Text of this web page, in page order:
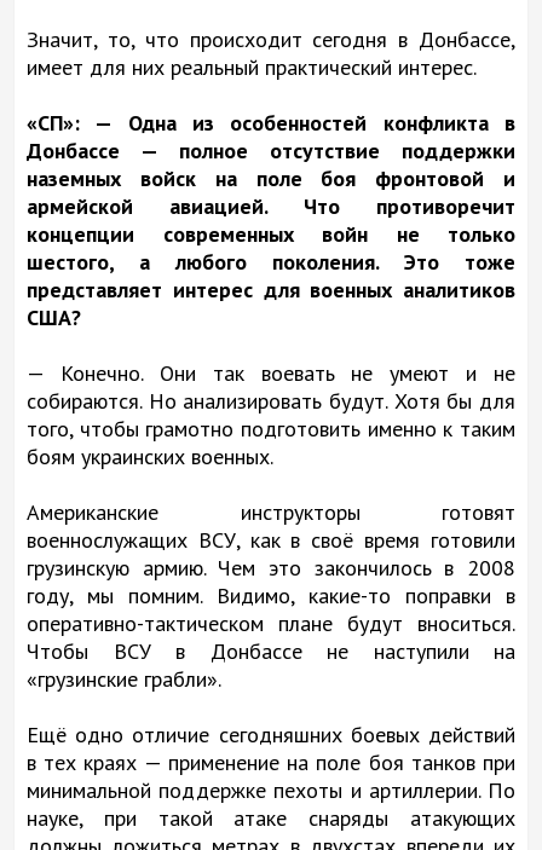
Значит, то, что происходит сегодня в Донбассе,
имеет для них реальный практический интерес.
«СП»: — Одна из особенностей конфликта в
Донбассе — полное отсутствие поддержки
наземных войск на поле боя фронтовой и
армейской авиацией. Что противоречит
концепции современных войн не только
шестого, а любого поколения. Это тоже
представляет интерес для военных аналитиков
США?
— Конечно. Они так воевать не умеют и не
собираются. Но анализировать будут. Хотя бы для
того, чтобы грамотно подготовить именно к таким
боям украинских военных.
Американские инструкторы готовят
военнослужащих ВСУ, как в своё время готовили
грузинскую армию. Чем это закончилось в 2008
году, мы помним. Видимо, какие-то поправки в
оперативно-тактическом плане будут вноситься.
Чтобы ВСУ в Донбассе не наступили на
«грузинские грабли».
Ещё одно отличие сегодняшних боевых действий
в тех краях — применение на поле боя танков при
минимальной поддержке пехоты и артиллерии. По
науке, при такой атаке снаряды атакующих